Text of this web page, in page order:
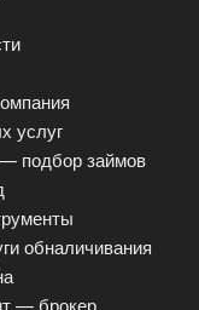
услуг
подбор займов
обналичивания